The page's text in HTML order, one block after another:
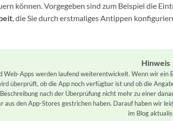
können. Vorgegeben sind zum Beispiel die
, die Sie durch erstmaliges Antippen
Hinweis
Web-Apps werden laufend weiterentwickelt. Wenn wir ein
überprüft, ob die App noch verfügbar ist und ob die
nach der Überprüfung nicht mehr zu einer
aus den App-Stores gestrichen haben. Darauf haben wir
im Blog